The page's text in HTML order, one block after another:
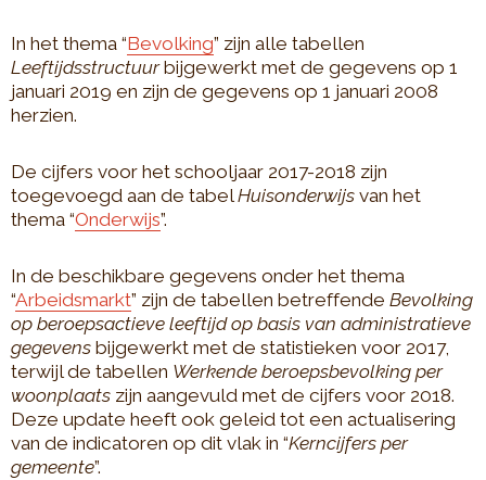
In het thema “Bevolking” zijn alle tabellen
Leeftijdsstructuurbijgewerkt met de gegevens op 1
januari 2019 en zijn de gegevens op 1 januari 2008
herzien.
De cijfers voor het schooljaar 2017-2018 zijn
toegevoegd aan de tabelHuisonderwijs van het
thema “Onderwijs”.
In de beschikbare gegevens onder het thema
“Arbeidsmarkt” zijn de tabellen betreffende Bevolking
op beroepsactieve leeftijd op basis van administratieve
gegevens bijgewerkt met de statistieken voor 2017,
terwijl de tabellen Werkende beroepsbevolking per
woonplaats zijn aangevuld met de cijfers voor 2018.
Deze update heeft ook geleid tot een actualisering
van de indicatoren op dit vlak in “Kerncijfers per
gemeente”.